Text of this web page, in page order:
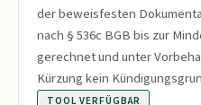
der beweisfesten
nach § 536c BGB bis zur
gerechnet und unter
Kürzung kein
TOOL VERFÜGBAR